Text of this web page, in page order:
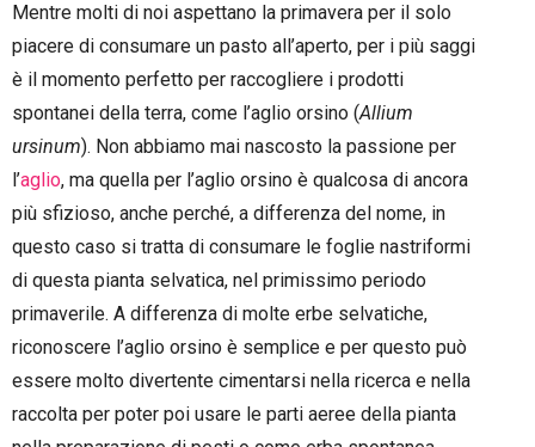
Mentre molti di noi aspettano la primavera per il solo
piacere di consumare un pasto all’aperto, per i più saggi
è il momento perfetto per raccogliere i prodotti
spontanei della terra, come l’aglio orsino (Allium
ursinum). Non abbiamo mai nascosto la passione per
l’aglio, ma quella per l’aglio orsino è qualcosa di ancora
più sfizioso, anche perché, a differenza del nome, in
questo caso si tratta di consumare le foglie nastriformi
di questa pianta selvatica, nel primissimo periodo
primaverile. A differenza di molte erbe selvatiche,
riconoscere l’aglio orsino è semplice e per questo può
essere molto divertente cimentarsi nella ricerca e nella
raccolta per poter poi usare le parti aeree della pianta